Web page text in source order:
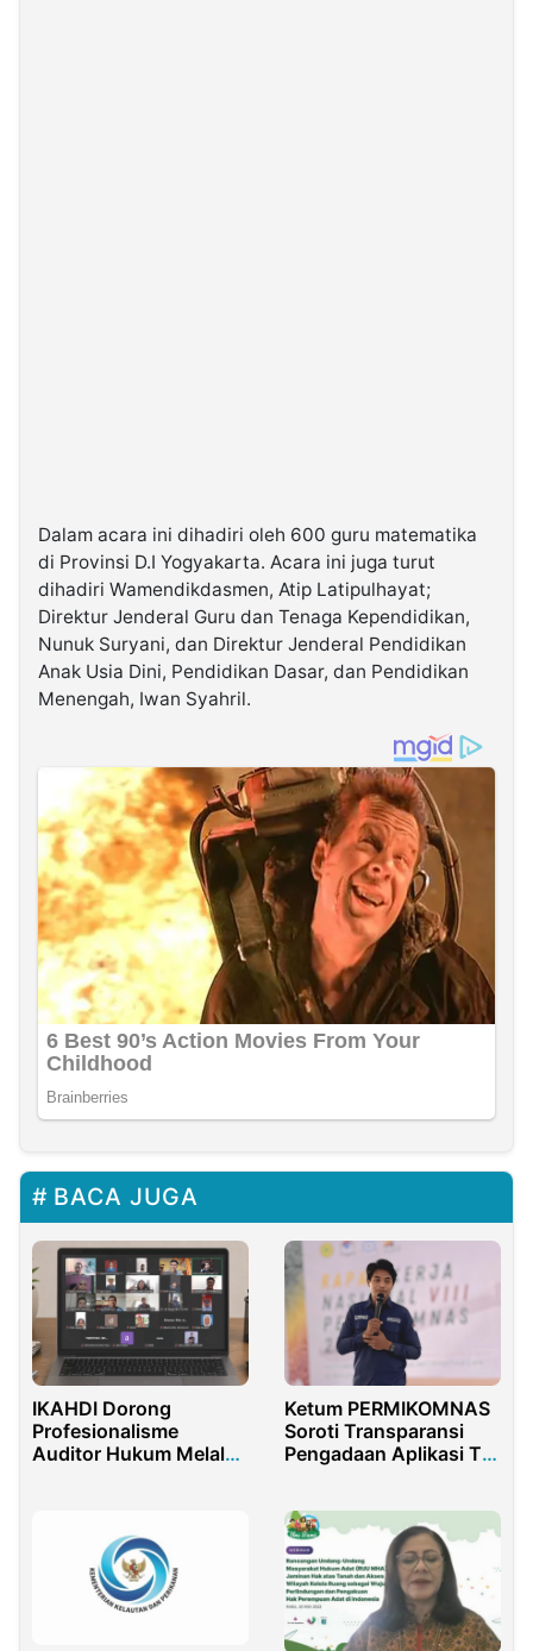
Dalam acara ini dihadiri oleh 600 guru matematika
di Provinsi D.I Yogyakarta. Acara ini juga turut
dihadiri Wamendikdasmen, Atip Latipulhayat;
Direktur Jenderal Guru dan Tenaga Kependidikan,
Nunuk Suryani, dan Direktur Jenderal Pendidikan
Anak Usia Dini, Pendidikan Dasar, dan Pendidikan
Menengah, Iwan Syahril.
BACA JUGA
IKAHDI Dorong
Profesionalisme
Auditor Hukum Melalui
Ketum PERMIKOMNAS
Soroti Transparansi
Pengadaan Aplikasi TNI